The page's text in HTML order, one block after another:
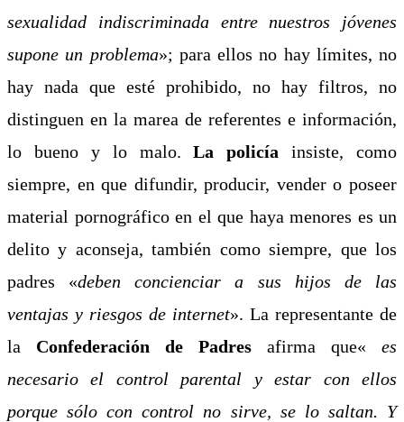
sexualidad indiscriminada entre nuestros jóvenes
supone un problema»; para ellos no hay límites, no
hay nada que esté prohibido, no hay filtros, no
distinguen en la marea de referentes e información,
lo bueno y lo malo.La policía insiste, como
siempre, en que difundir, producir, vender o poseer
material pornográfico en el que haya menores es un
delito y aconseja, también como siempre, que los
padres «deben concienciar a sus hijos de las
ventajas y riesgos de internet». La representante de
la Confederación de Padres afirma que« es
necesario el control parental y estar con ellos
porque sólo con control no sirve, se lo saltan. Y